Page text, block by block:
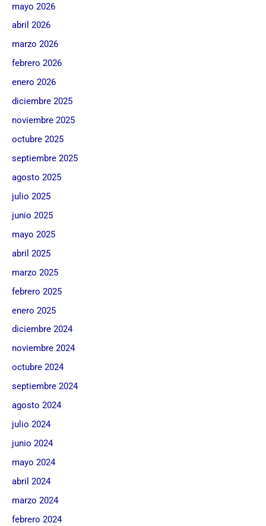
mayo 2026
abril 2026
marzo 2026
febrero 2026
enero 2026
diciembre 2025
noviembre 2025
octubre 2025
septiembre 2025
agosto 2025
julio 2025
junio 2025
mayo 2025
abril 2025
marzo 2025
febrero 2025
enero 2025
diciembre 2024
noviembre 2024
octubre 2024
septiembre 2024
agosto 2024
julio 2024
junio 2024
mayo 2024
abril 2024
marzo 2024
febrero 2024